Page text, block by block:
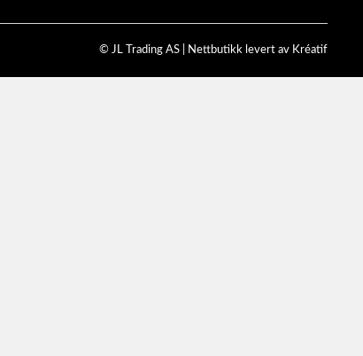
© JL Trading AS | Nettbutikk levert av Kréatif